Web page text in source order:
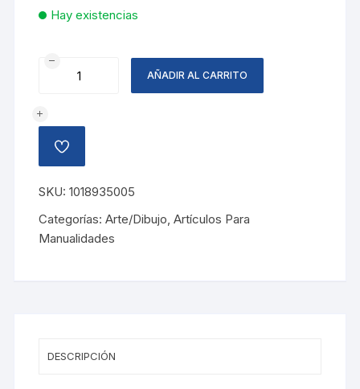
Hay existencias
FOAMY
EMBOZADO
50X70,
ROJO
cantidad
AÑADIR AL CARRITO
AÑADIR
A
LISTA
DE
DESEOS
SKU:1018935005
Categorías:Arte/Dibujo,Artículos Para
Manualidades
DESCRIPCIÓN